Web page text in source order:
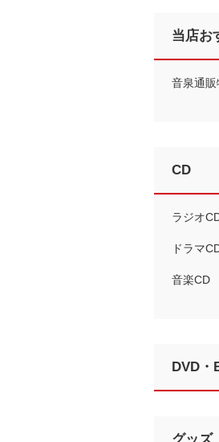
当店お
音泉通
CD
ラジオ
ドラマ
音楽CD
DVD